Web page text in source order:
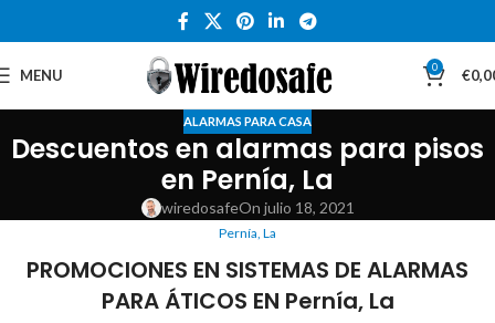
MENU 0 €
ALARMAS PARA CASA
Descuentos en alarmas para pisos
en Pernía, La
wiredosafeOn julio 18, 2021
Pernía, La
PROMOCIONES EN SISTEMAS DE ALARMAS
PARA ÁTICOS EN Pernía, La